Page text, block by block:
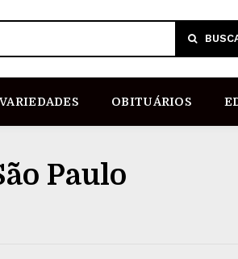
VARIEDADES OBITUÁRIOS
Paulo